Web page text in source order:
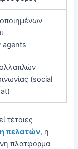
agents
(social
τέτοιες
πελατών, η
πλατφόρμα